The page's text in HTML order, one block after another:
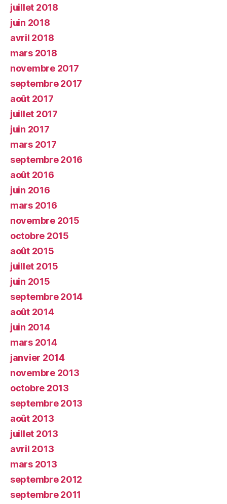
juillet 2018
juin 2018
avril 2018
mars 2018
novembre 2017
septembre 2017
août 2017
juillet 2017
juin 2017
mars 2017
septembre 2016
août 2016
juin 2016
mars 2016
novembre 2015
octobre 2015
août 2015
juillet 2015
juin 2015
septembre 2014
août 2014
juin 2014
mars 2014
janvier 2014
novembre 2013
octobre 2013
septembre 2013
août 2013
juillet 2013
avril 2013
mars 2013
septembre 2012
septembre 2011